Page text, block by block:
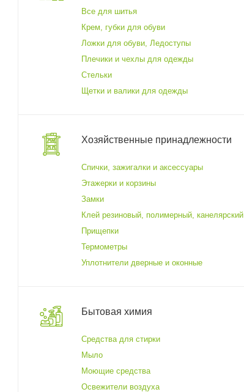
Все для шитья
Крем, губки для обуви
Ложки для обуви, Ледоступы
Плечики и чехлы для одежды
Стельки
Щетки и валики для одежды
Хозяйственные принадлежности
Спички, зажигалки и аксессуары
Этажерки и корзины
Замки
Клей резиновый, полимерный, канелярский
Прищепки
Термометры
Уплотнители дверные и оконные
Бытовая химия
Средства для стирки
Мыло
Моющие средства
Освежители воздуха